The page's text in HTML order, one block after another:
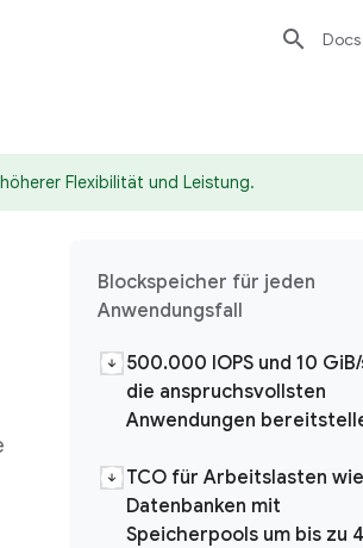
Flexibilität und Leistung.
Blockspeicher für jeden
Anwendungsfall
500.000 IOPS und 10
die anspruchsvollsten
Anwendungen
TCO für Arbeitslasten wie
Datenbanken mit
Speicherpools um bis zu
 Docs